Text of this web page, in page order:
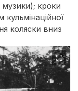
кроки
коляски вниз
⛶